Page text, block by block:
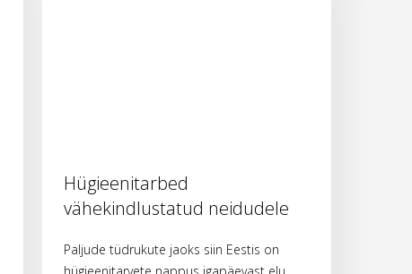
Hügieenitarbed
vähekindlustatud neidudele
Paljude tüdrukute jaoks siin Eestis on